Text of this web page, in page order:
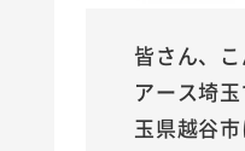
皆さん、
アース埼
玉県越谷